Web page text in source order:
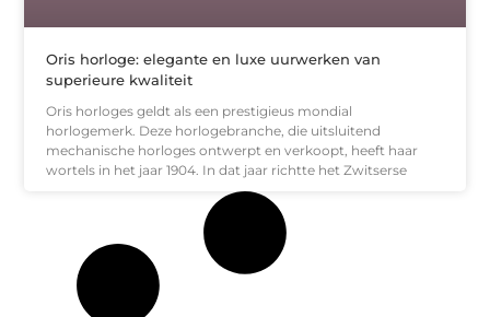
Oris horloge: elegante en luxe uurwerken van
superieure kwaliteit
Oris horloges geldt als een prestigieus mondial
horlogemerk. Deze horlogebranche, die uitsluitend
mechanische horloges ontwerpt en verkoopt, heeft haar
wortels in het jaar 1904. In dat jaar richtte het Zwitserse